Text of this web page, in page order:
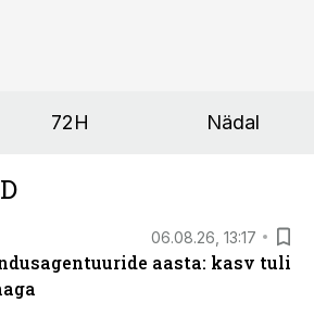
72H Nädal
06.08.26, 13:17
aasta: kasv tuli